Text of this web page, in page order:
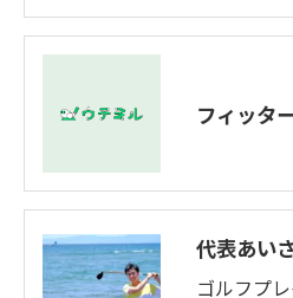
フィッタ
代表あい
ゴルフプ